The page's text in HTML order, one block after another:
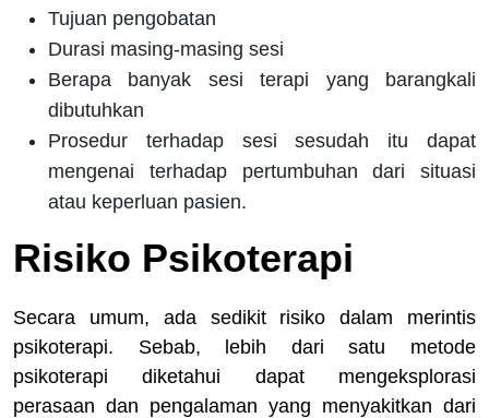
Tujuan pengobatan
Durasi masing-masing sesi
Berapa banyak sesi terapi yang barangkali
dibutuhkan
Prosedur terhadap sesi sesudah itu dapat
mengenai terhadap pertumbuhan dari situasi
atau keperluan pasien.
Risiko Psikoterapi
Secara umum, ada sedikit risiko dalam merintis
psikoterapi. Sebab, lebih dari satu metode
psikoterapi diketahui dapat mengeksplorasi
perasaan dan pengalaman yang menyakitkan dari